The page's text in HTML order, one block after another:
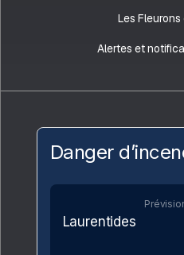
Les
Alertes et
Danger
Laurentides